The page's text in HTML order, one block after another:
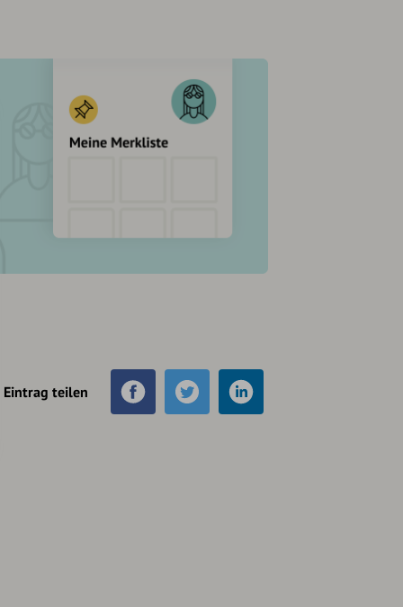
Eintrag teilen